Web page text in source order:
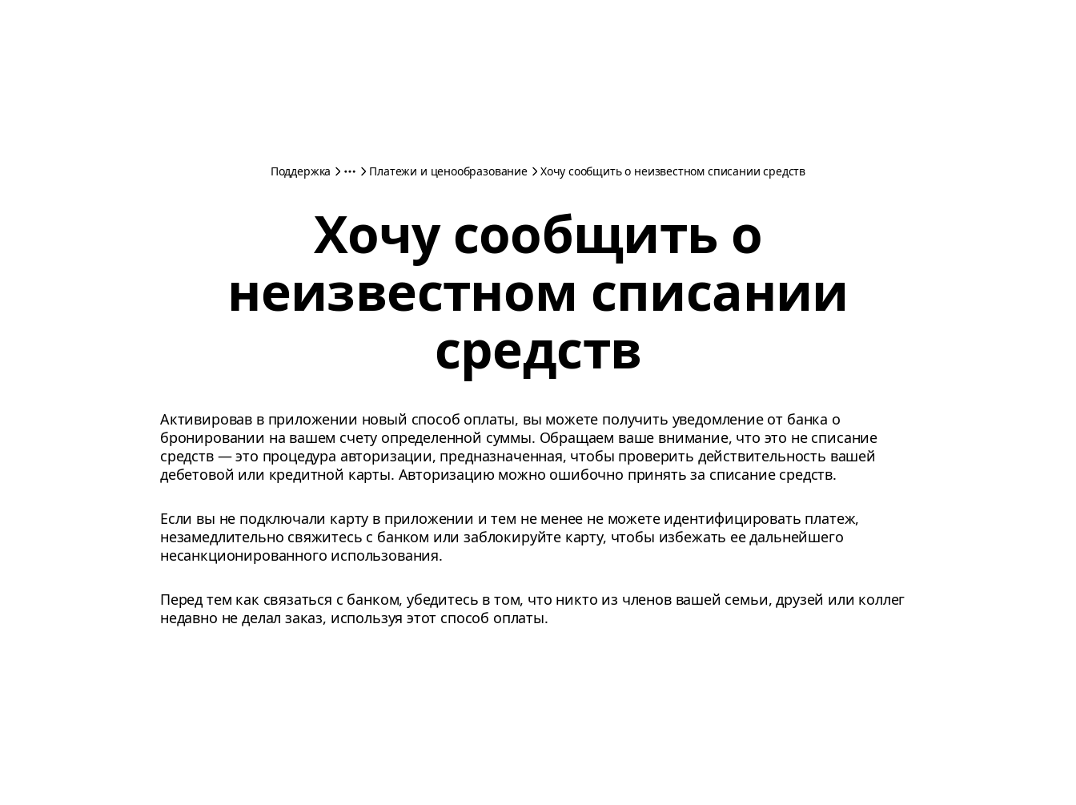
Поддержка Платежи и ценообразование Хочу сообщить о неизвестном списании средств
Хочу сообщить о
неизвестном списании
средств
Активировав в приложении новый способ оплаты, вы можете получить уведомление от банка о
бронировании на вашем счету определенной суммы. Обращаем ваше внимание, что это не списание
средств — это процедура авторизации, предназначенная, чтобы проверить действительность вашей
дебетовой или кредитной карты. Авторизацию можно ошибочно принять за списание средств.
Если вы не подключали карту в приложении и тем не менее не можете идентифицировать платеж,
незамедлительно свяжитесь с банком или заблокируйте карту, чтобы избежать ее дальнейшего
несанкционированного использования.
Перед тем как связаться с банком, убедитесь в том, что никто из членов вашей семьи, друзей или коллег
недавно не делал заказ, используя этот способ оплаты.